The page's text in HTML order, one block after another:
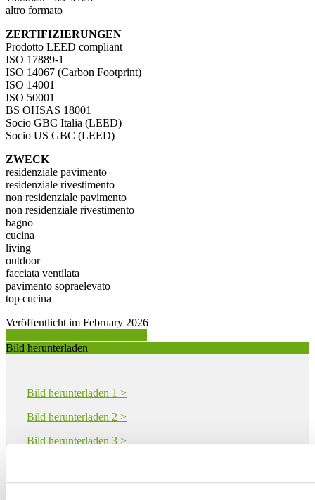
altro formato
ZERTIFIZIERUNGEN
Prodotto LEED compliant
ISO 17889-1
ISO 14067 (Carbon Footprint)
ISO 14001
ISO 50001
BS OHSAS 18001
Socio GBC Italia (LEED)
Socio US GBC (LEED)
ZWECK
residenziale pavimento
residenziale rivestimento
non residenziale pavimento
non residenziale rivestimento
bagno
cucina
living
outdoor
facciata ventilata
pavimento sopraelevato
top cucina
Veröffentlicht im February 2026
Bild herunterladen
Bild herunterladen 1 >
Bild herunterladen 2 >
Bild herunterladen 3 >